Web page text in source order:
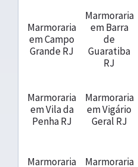
Marmoraria
em Campo
Grande RJ
Marmoraria
em Barra
de
Guaratiba
RJ
Marmoraria
em Vila da
Penha RJ
Marmoraria
em Vigário
Geral RJ
Marmoraria
Marmoraria